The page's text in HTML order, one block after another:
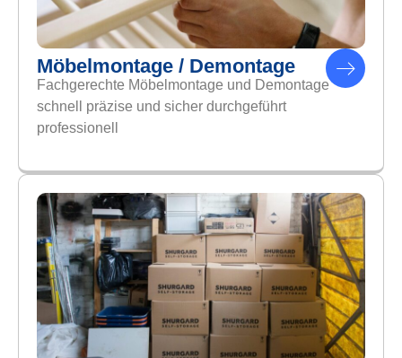
Möbelmontage / Demontage
Fachgerechte Möbelmontage und Demontage
schnell präzise und sicher durchgeführt
professionell